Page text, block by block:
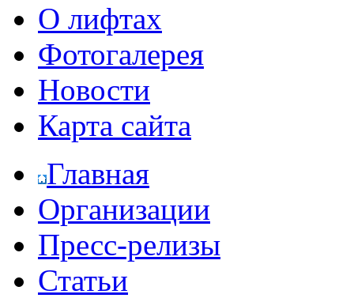
О лифтах
Фотогалерея
Новости
Карта сайта
Главная
Организации
Пресс-релизы
Статьи